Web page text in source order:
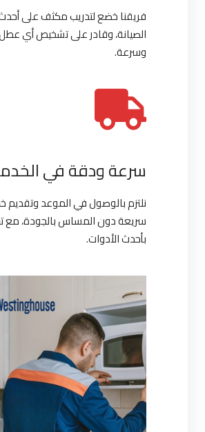
فريقنا خضع لتدريب مكثف على
الصيانة، وقادر على تشخيص أي
وسرعة.
سرعة ودقة في
نلتزم بالوصول في الموعد وتقديم
سريعة دون المساس بالجودة، مع
بأحدث الأدوات.